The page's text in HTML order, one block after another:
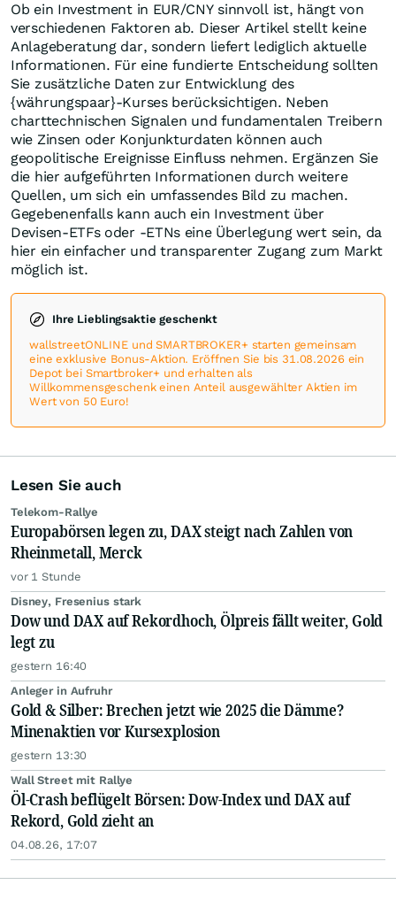
Ob ein Investment in EUR/CNY sinnvoll ist, hängt von
verschiedenen Faktoren ab. Dieser Artikel stellt keine
Anlageberatung dar, sondern liefert lediglich aktuelle
Informationen. Für eine fundierte Entscheidung sollten
Sie zusätzliche Daten zur Entwicklung des
{währungspaar}-Kurses berücksichtigen. Neben
charttechnischen Signalen und fundamentalen Treibern
wie Zinsen oder Konjunkturdaten können auch
geopolitische Ereignisse Einfluss nehmen. Ergänzen Sie
die hier aufgeführten Informationen durch weitere
Quellen, um sich ein umfassendes Bild zu machen.
Gegebenenfalls kann auch ein Investment über
Devisen-ETFs oder -ETNs eine Überlegung wert sein, da
hier ein einfacher und transparenter Zugang zum Markt
möglich ist.
Ihre Lieblingsaktie geschenkt
wallstreetONLINE und SMARTBROKER+ starten gemeinsam
eine exklusive Bonus-Aktion. Eröffnen Sie bis 31.08.2026 ein
Depot bei Smartbroker+ und erhalten als
Willkommensgeschenk einen Anteil ausgewählter Aktien im
Wert von 50 Euro!
Lesen Sie auch
Telekom-Rallye
Europabörsen legen zu, DAX steigt nach Zahlen von
Rheinmetall, Merck
vor 1 Stunde
Disney, Fresenius stark
Dow und DAX auf Rekordhoch, Ölpreis fällt weiter, Gold
legt zu
gestern 16:40
Anleger in Aufruhr
Gold & Silber: Brechen jetzt wie 2025 die Dämme?
Minenaktien vor Kursexplosion
gestern 13:30
Wall Street mit Rallye
Öl-Crash beflügelt Börsen: Dow-Index und DAX auf
Rekord, Gold zieht an
04.08.26, 17:07